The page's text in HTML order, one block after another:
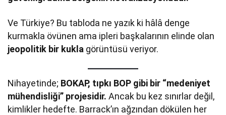
Ve Türkiye? Bu tabloda ne yazık ki hâlâ denge
kurmakla övünen ama ipleri başkalarının elinde olan
jeopolitik bir kukla görüntüsü veriyor.
Nihayetinde; BOKAP, tıpkı BOP gibi bir “medeniyet
mühendisliği” projesidir. Ancak bu kez sınırlar değil,
kimlikler hedefte. Barrack’ın ağzından dökülen her